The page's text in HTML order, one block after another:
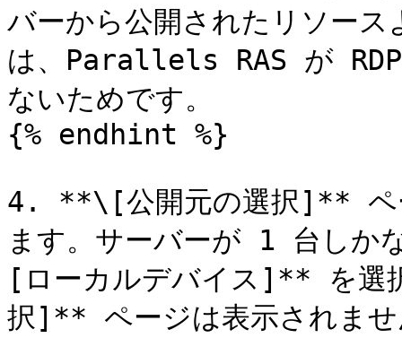
バーから公開されたリソー
は、Parallels RAS が RDP
ないためです。
{% endhint %}
4. **\[公開元の選択]** ペー
ます。サーバーが 1 台しか
[ローカルデバイス]** を選
択]** ページは表示されませ